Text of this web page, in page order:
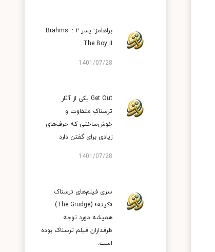
براهامز: پسر ۲ : Brahms:
The Boy II
1401/07/28
Get Out یکی از آثار
ترسناکِ متفاوت و
خوش‌ساختی که حرف‌های
زیادی برای گفتن دارد
1401/07/28
سری فیلم‌های ترسناک
«کینه» (The Grudge)
همیشه مورد توجه
طرفداران فیلم ترسناک بوده
است.